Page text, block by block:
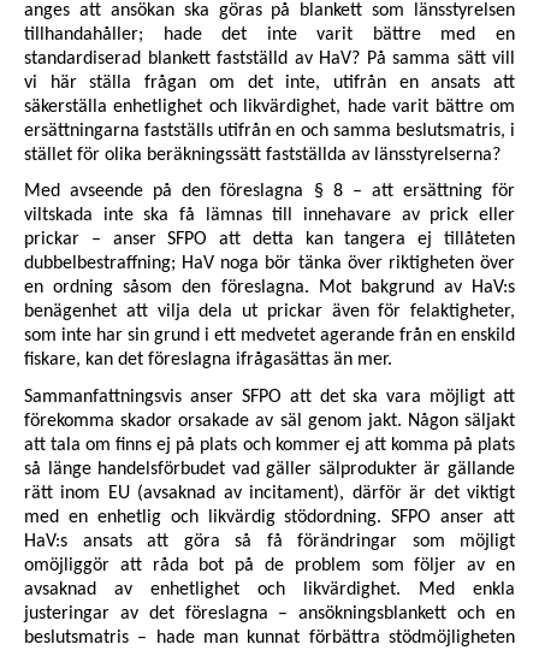
anges att ansökan ska göras på blankett som länsstyrelsen
tillhandahåller; hade det inte varit bättre med en
standardiserad blankett fastställd av HaV? På samma sätt vill
vi här ställa frågan om det inte, utifrån en ansats att
säkerställa enhetlighet och likvärdighet, hade varit bättre om
ersättningarna fastställs utifrån en och samma beslutsmatris, i
stället för olika beräkningssätt fastställda av länsstyrelserna?
Med avseende på den föreslagna § 8 – att ersättning för
viltskada inte ska få lämnas till innehavare av prick eller
prickar – anser SFPO att detta kan tangera ej tillåteten
dubbelbestraffning; HaV noga bör tänka över riktigheten över
en ordning såsom den föreslagna. Mot bakgrund av HaV:s
benägenhet att vilja dela ut prickar även för felaktigheter,
som inte har sin grund i ett medvetet agerande från en enskild
fiskare, kan det föreslagna ifrågasättas än mer.
Sammanfattningsvis anser SFPO att det ska vara möjligt att
förekomma skador orsakade av säl genom jakt. Någon säljakt
att tala om finns ej på plats och kommer ej att komma på plats
så länge handelsförbudet vad gäller sälprodukter är gällande
rätt inom EU (avsaknad av incitament), därför är det viktigt
med en enhetlig och likvärdig stödordning. SFPO anser att
HaV:s ansats att göra så få förändringar som möjligt
omöjliggör att råda bot på de problem som följer av en
avsaknad av enhetlighet och likvärdighet. Med enkla
justeringar av det föreslagna – ansökningsblankett och en
beslutsmatris – hade man kunnat förbättra stödmöjligheten